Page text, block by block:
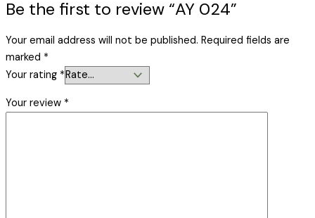
Be the first to review “AY 024”
Your email address will not be published. Required fields are
marked *
Your rating *
Your review *